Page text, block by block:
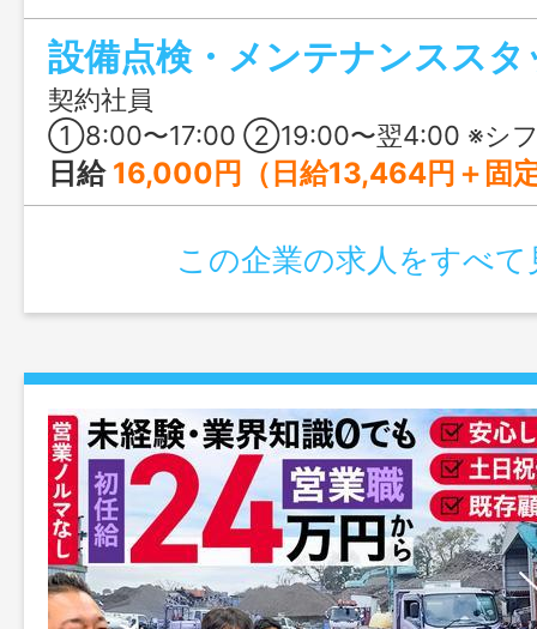
馬毛島での勤務ですが、寮完備・帰省手
のサポートもあり、期間を決めて集中し
もおすすめです。
設備点検・メンテナンススタ
契約社員
①8:00〜17:00 ②19:00〜翌4:00 ※シフト制 ※1日の就業時間は1時間2分24秒の時間外労働を含む ※②は月5〜6日程度（
日給 16,000円（日給13,464円＋固定残業代2,536円（1時間2分24秒分）） 【月給換算（25日で算出）】 基本給：336,600円
この企業の求人をすべて